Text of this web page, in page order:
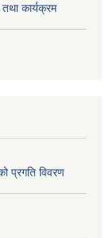
कार्यक्रम
प्रगति विवरण